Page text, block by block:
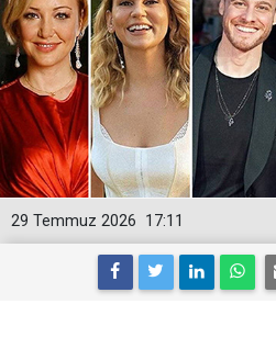
17:11
29 Temmuz 2026